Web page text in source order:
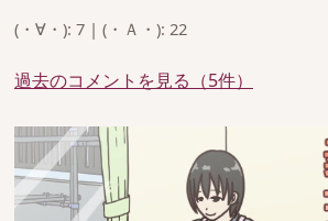
(・∀・): 7 | (・Ａ・): 22
過去のコメントを見る（5件）